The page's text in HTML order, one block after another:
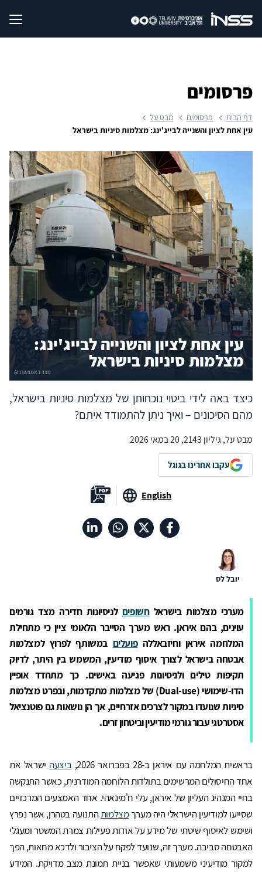
פרסומים
דף הבית פרסומים
מבט על
עין אחת לציון והשנייה לבייג'ינג: מצלמות סיניות בישראל
עין אחת לציון והשנייה לבייג'ינג:
מצלמות סיניות בישראל
כיצד באה לידי ביטוי נוכחותן של מצלמות סיניות בישראל,
מהם הסיכונים – ואיך ניתן להתמודד איתם?
מבט על, גיליון 2143, 20 במאי 2026
עקבו אחרינו בגוגל
English
יובל לס
מערכי מצלמות בישראלחשופים לניסיונות חדירה מצד גורמים
עוינים, בהם איראן. ראש מערך הסייבר הלאומי ציין כי מתחילת
המלחמה איראן וחיזבאללהפועלים במשותף לפרוץ למצלמות
אבטחה בישראל לצורך איסוף מודיעין, המשמש בין היתר, לדיוק
תקיפות טילים ולניסיונות פגיעה באישים. כך מתחדד אופיין
הדו-שימושי (Dual-use) של מצלמות מתקדמות, ובפרט מצלמות
סיניות שנועדו במקור לצרכים אזרחיים, אך הן נושאות גם פוטנציאל
אסטרטגי עבור גורמי מודיעין וביטחון זרים.
בראשית המלחמה עם איראן ב-28 בפברואר 2026, ביצעה ישראל את
אחד החיסולים המרשימים בתולדות הלוחמה המודרנית, כאשר התנקשה
בחיי המנהיג העליון של איראן, עלי ח'מינאהי. אחד האמצעים המרכזיים
שסייעו למודיעין הישראלי היה מערךמצלמותהתנועה בטהרן, אשר נפרץ
ושימש לאיסוף שיטתי של מידע על אודות פעילות צמרת המשטר ומעגלי
האבטחה סביבה. מערך זה, שנועד לפקח על הציבור ולדכא מחאות, הפך
למקור מודיעיני משמעותי שאפשר בניית תמונת מצב מדויקת. המידע